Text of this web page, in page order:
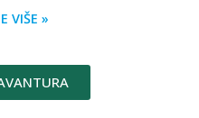
VIŠE »